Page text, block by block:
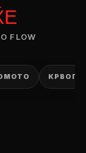
FLOW